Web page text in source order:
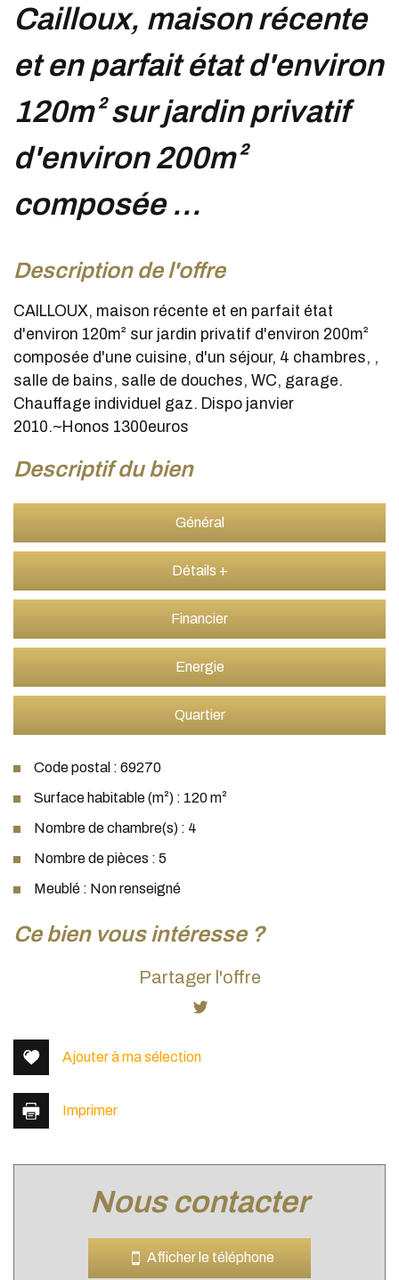
cailloux, maison récente
et en parfait état d'environ
120m² sur jardin privatif
d'environ 200m²
composée ...
description de l'offre
CAILLOUX, maison récente et en parfait état
d'environ 120m² sur jardin privatif d'environ 200m²
composée d'une cuisine, d'un séjour, 4 chambres, ,
salle de bains, salle de douches, WC, garage.
Chauffage individuel gaz. Dispo janvier
2010.~Honos 1300euros
descriptif du bien
Général
Détails +
Financier
Energie
Quartier
Code postal : 69270
Surface habitable (m²) : 120 m²
Nombre de chambre(s) : 4
Nombre de pièces : 5
Meublé : Non renseigné
la ville de cailloux-sur-fontaines
ce bien vous intéresse ?
Partager l'offre
Ajouter à ma sélection
Imprimer
nous contacter
Afficher le téléphone